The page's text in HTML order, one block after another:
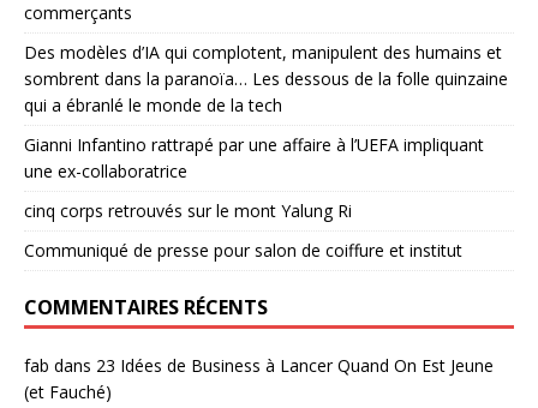
commerçants
Des modèles d’IA qui complotent, manipulent des humains et
sombrent dans la paranoïa… Les dessous de la folle quinzaine
qui a ébranlé le monde de la tech
Gianni Infantino rattrapé par une affaire à l’UEFA impliquant
une ex-collaboratrice
cinq corps retrouvés sur le mont Yalung Ri
Communiqué de presse pour salon de coiffure et institut
COMMENTAIRES RÉCENTS
fab dans 23 Idées de Business à Lancer Quand On Est Jeune
(et Fauché)